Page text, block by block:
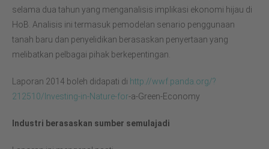
selama dua tahun yang menganalisis implikasi ekonomi hijau di
HoB. Analisis ini termasuk pemodelan senario penggunaan
tanah baru dan penyelidikan berasaskan penyertaan yang
melibatkan pelbagai pihak berkepentingan.
Laporan 2014 boleh didapati di http://wwf.panda.org/?
212510/Investing-in-Nature-for-a-Green-Economy
Industri berasaskan sumber semulajadi